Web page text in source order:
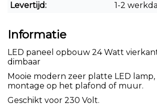
Levertijd:
1-2
Informatie
LED paneel opbouw 24 Watt
dimbaar
Mooie modern zeer platte LED
montage op het plafond of muur.
Geschikt voor 230 Volt.